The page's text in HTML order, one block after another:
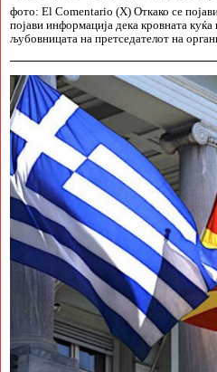
фото: El Comentario (X) Откако се
појави информација дека кровната
љубовницата на претседателот на